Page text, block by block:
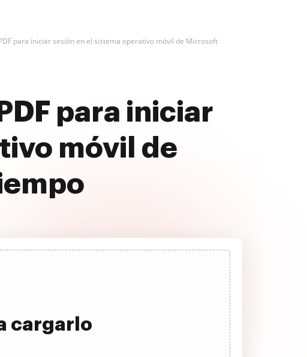
para iniciar sesión en el sistema operativo móvil de Microsoft
para iniciar
móvil de
cargarlo